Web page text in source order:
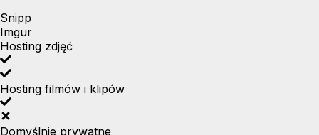
Snipp
Imgur
Hosting zdjęć
Hosting filmów i klipów
Domyślnie prywatne